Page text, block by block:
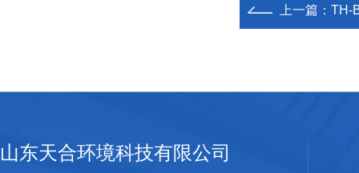
上一篇： TH-
山东天合环境科技有限公司